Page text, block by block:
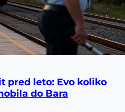
pred leto: Evo koliko
do Bara